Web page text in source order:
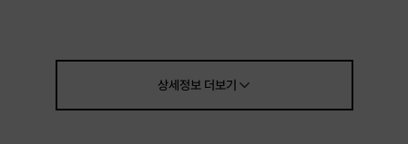
크로플 케이스 미리보기
상세정보더보기